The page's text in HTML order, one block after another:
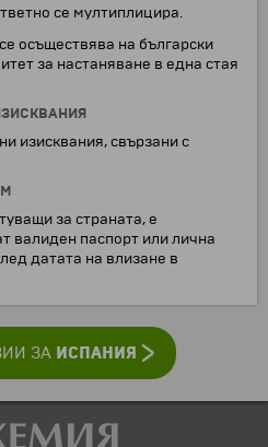
се мултиплицира.
осъществява на български
за настаняване в една стая
изисквания, свързани с
за страната, е
валиден паспорт или лична
датата на влизане в
ЗА ИСПАНИЯ